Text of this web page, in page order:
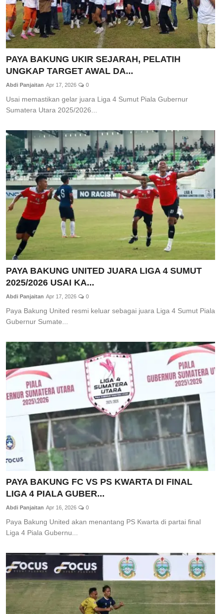
PAYA BAKUNG UKIR SEJARAH, PELATIH
UNGKAP TARGET AWAL DA...
Abdi Panjaitan Apr 17, 2026 0
Usai memastikan gelar juara Liga 4 Sumut Piala Gubernur
Sumatera Utara 2025/2026...
PAYA BAKUNG UNITED JUARA LIGA 4 SUMUT
2025/2026 USAI KA...
Abdi Panjaitan Apr 17, 2026 0
Paya Bakung United resmi keluar sebagai juara Liga 4 Sumut Piala
Gubernur Sumate...
PAYA BAKUNG FC VS PS KWARTA DI FINAL
LIGA 4 PIALA GUBER...
Abdi Panjaitan Apr 16, 2026 0
Paya Bakung United akan menantang PS Kwarta di partai final
Liga 4 Piala Gubernu...